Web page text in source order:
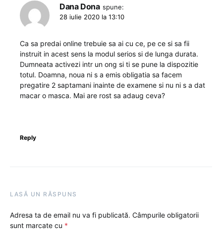
Dana Dona spune:
28 iulie 2020 la 13:10
Ca sa predai online trebuie sa ai cu ce, pe ce si sa fii
instruit in acest sens la modul serios si de lunga durata.
Dumneata activezi intr un ong si ti se pune la dispozitie
totul. Doamna, noua ni s a emis obligatia sa facem
pregatire 2 saptamani inainte de examene si nu ni s a dat
macar o masca. Mai are rost sa adaug ceva?
Reply
LASĂ UN RĂSPUNS
Adresa ta de email nu va fi publicată. Câmpurile obligatorii
sunt marcate cu *